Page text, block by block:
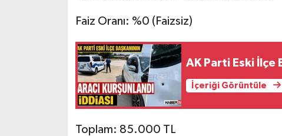
Faiz Oranı: %0 (Faizsiz)
AK Parti Eski İlçe
İçeriği Görüntüle
Toplam: 85.000 TL